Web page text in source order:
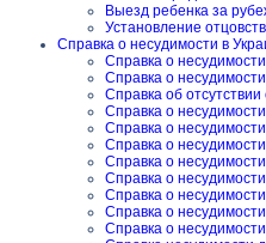
Выезд ребенка за
Установление
Справка о несудимости в
Справка о
Справка о
Справка об отсутствии
Справка о
Справка о
Справка о
Справка о
Справка о
Справка о
Справка о
Справка о